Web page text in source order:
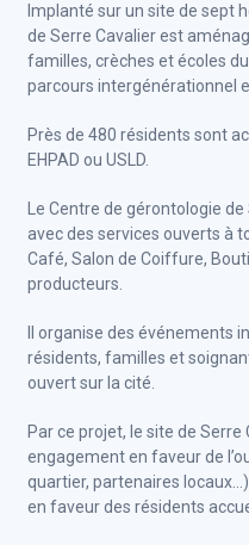
Implanté sur un site de sept
de Serre Cavalier est
familles, crèches et écoles
parcours intergénérationnel
Près de 480 résidents sont
EHPAD ou USLD.
Le Centre de gérontologie
avec des services ouverts à
Café, Salon de Coiffure,
producteurs.
Il organise des événements
résidents, familles et
ouvert sur la cité.
Par ce projet, le site de
engagement en faveur de
quartier, partenaires
en faveur des résidents